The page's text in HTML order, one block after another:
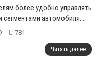
более удобно управлять
сегментами автомобиля....
781
Читать далее